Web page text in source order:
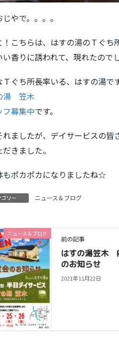
やで。。。。
！こちらは、はすの湯のＴぐち
い香りに誘われて、現れたの
Ｔぐち所長率いる、はすの湯で
湯 笠木
フ募集中です。
れましたが、デイサービスの
きました。
もポカポカになりましたね☆
ゴリー ニュース＆ブログ
ニュース＆ブログ
前の記事
はすの湯笠木
のお知らせ
2021年11月22日